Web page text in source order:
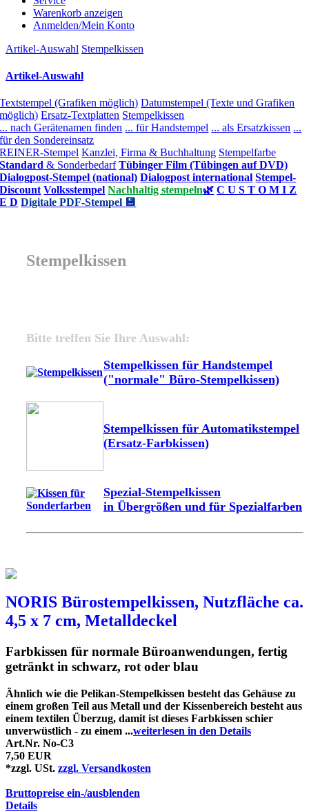
Warenkorb anzeigen
Anmelden/Mein Konto
Artikel-Auswahl Stempelkissen
Artikel-Auswahl
Textstempel (Grafiken möglich) Datumstempel (Texte und Grafiken
möglich) Ersatz-Textplatten Stempelkissen
... nach Gerätenamen finden ... für Handstempel ... als Ersatzkissen ...
für den Sondereinsatz
REINER-Stempel Kanzlei, Firma & Buchhaltung Stempelfarbe
Standard & Sonderbedarf Tübinger Film (Tübingen auf DVD)
Dialogpost-Stempel (national) Dialogpost international Stempel-
Discount Volksstempel Nachhaltig stempeln🌿 C U S T O M I Z
E D Digitale PDF-Stempel 💾
Stempelkissen
Bitte treffen Sie Ihre Auswahl:
Stempelkissen für Handstempel
("normale" Büro-Stempelkissen)
Stempelkissen für Automatikstempel
(Ersatz-Farbkissen)
Spezial-Stempelkissen
in Übergrößen und für Spezialfarben
NORIS Bürostempelkissen, Nutzfläche ca.
4,5 x 7 cm, Metalldeckel
Farbkissen für normale Büroanwendungen, fertig
getränkt in schwarz, rot oder blau
Ähnlich wie die Pelikan-Stempelkissen besteht das Gehäuse zu
einem großen Teil aus Metall und der Kissenbereich besteht aus
einem textilen Überzug, damit ist dieses Farbkissen schier
unverwüstlich - zu einem ...weiterlesen in den Details
Art.Nr. No-C3
7,50 EUR
*zzgl. USt. zzgl. Versandkosten
Bruttopreise ein-/ausblenden
Details